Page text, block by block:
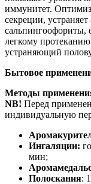
иммунитет.
секреции,
сальпингоофориты,
легкому
устраняющий
Бытовое
Методы
NB! Перед
индивидуальную
Ингаляции:
мин;
Полоскания: